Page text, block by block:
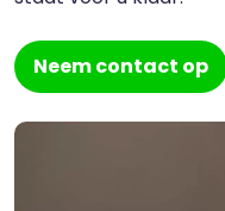
Neem contact op